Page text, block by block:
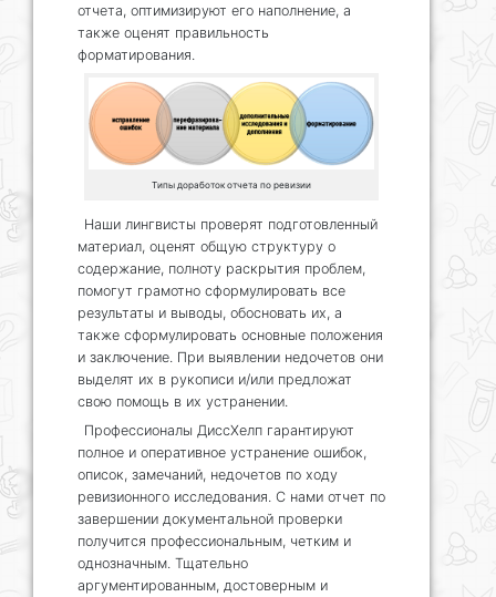
отчета, оптимизируют его наполнение, а
также оценят правильность
форматирования.
Типы доработок отчета по ревизии
Наши лингвисты проверят подготовленный
материал, оценят общую структуру о
содержание, полноту раскрытия проблем,
помогут грамотно сформулировать все
результаты и выводы, обосновать их, а
также сформулировать основные положения
и заключение. При выявлении недочетов они
выделят их в рукописи и/или предложат
свою помощь в их устранении.
Профессионалы ДиссХелп гарантируют
полное и оперативное устранение ошибок,
описок, замечаний, недочетов по ходу
ревизионного исследования. С нами отчет по
завершении документальной проверки
получится профессиональным, четким и
однозначным. Тщательно
аргументированным, достоверным и